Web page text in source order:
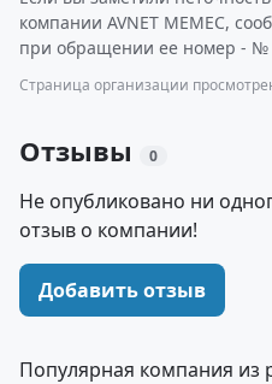
компании AVNET MEMEC,
при обращении ее номер - №
Страница организации
Отзывы 0
Не опубликовано ни
отзыв о компании!
Добавить отзыв
Популярная компания